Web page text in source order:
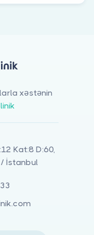
xəstənin
Kat:8 D:60,
İstanbul